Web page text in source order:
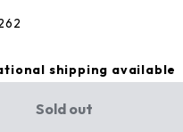
shipping available
Sold out